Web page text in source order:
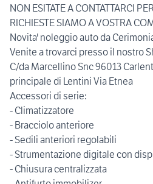
NON ESITATE A CONTATTARCI
RICHIESTE SIAMO A VOSTRA
Novita' noleggio auto da
Venite a trovarci presso il nostro
C/da Marcellino Snc 96013
principale di Lentini Via Etnea
Accessori di serie:
- Climatizzatore
- Bracciolo anteriore
- Sedili anteriori regolabili
- Strumentazione digitale con
- Chiusura centralizzata